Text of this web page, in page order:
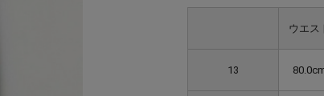
ウエス
13